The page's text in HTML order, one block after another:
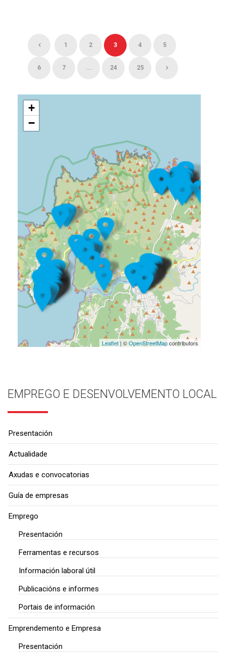
1 2 3 4 5
6 7 ... 24 25
+
−
Leaflet| ©OpenStreetMapcontributors
EMPREGO E DESENVOLVEMENTO LOCAL
Presentación
Actualidade
Axudas e convocatorias
Guía de empresas
Emprego
Presentación
Ferramentas e recursos
Información laboral útil
Publicacións e informes
Portais de información
Emprendemento e Empresa
Presentación